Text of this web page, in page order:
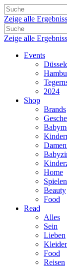
Zeige alle
Zeige alle
Events
2024
Shop
Brands
Home
Spielen
Beauty
Food
Read
Alles
Sein
Lieben
Food
Reisen